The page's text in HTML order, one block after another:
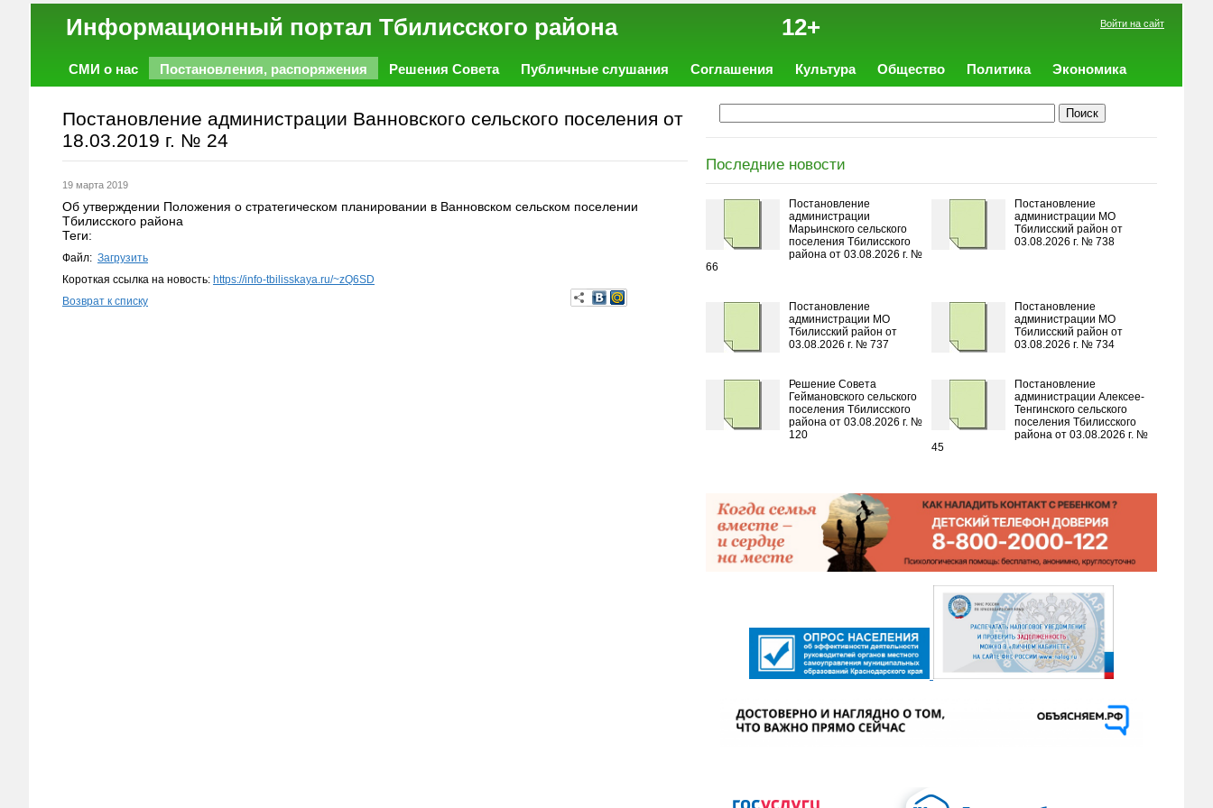
Информационный портал Тбилисского района 12+ Войти на сайт
СМИ о нас Постановления, распоряжения Решения Совета Публичные слушания Соглашения Культура Общество Политика
Экономика
Постановление администрации Ванновского сельского поселения от
18.03.2019 г. № 24
19 марта 2019
Об утверждении Положения о стратегическом планировании в Ванновском сельском поселении
Тбилисского района
Теги:
Файл: Загрузить
Короткая ссылка на новость: https://info-tbilisskaya.ru/~zQ6SD
Возврат к списку
Последние новости
Постановление
администрации
Марьинского сельского
поселения Тбилисского
района от 03.08.2026 г. №
66
Постановление
администрации МО
Тбилисский район от
03.08.2026 г. № 738
Постановление
администрации МО
Тбилисский район от
03.08.2026 г. № 737
Постановление
администрации МО
Тбилисский район от
03.08.2026 г. № 734
Решение Совета
Геймановского сельского
поселения Тбилисского
района от 03.08.2026 г. №
120
Постановление
администрации Алексее-
Тенгинского сельского
поселения Тбилисского
района от 03.08.2026 г. №
45